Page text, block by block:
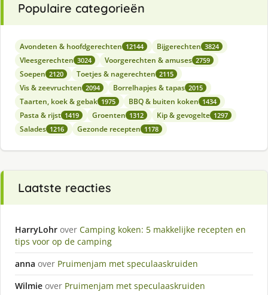
Populaire categorieën
Avondeten & hoofdgerechten 12144 Bijgerechten 3824
Vleesgerechten 3024 Voorgerechten & amuses 2759
Soepen 2120 Toetjes & nagerechten 2115
Vis & zeevruchten 2094 Borrelhapjes & tapas 2015
Taarten, koek & gebak 1975 BBQ & buiten koken 1434
Pasta & rijst 1419 Groenten 1312 Kip & gevogelte 1297
Salades 1216 Gezonde recepten 1178
Laatste reacties
HarryLohr over Camping koken: 5 makkelijke recepten en
tips voor op de camping
anna over Pruimenjam met speculaaskruiden
Wilmie over Pruimenjam met speculaaskruiden